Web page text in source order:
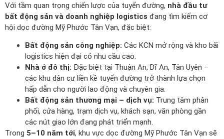
Với tầm quan trọng chiến lược của tuyến đường, nhà đầu tư
bất động sản và doanh nghiệp logistics đang tìm kiếm cơ
hội dọc đường Mỹ Phước Tân Vạn, đặc biệt:
Bất động sản công nghiệp: Các KCN mở rộng và kho bãi
logistics hiện đại có nhu cầu cao.
Nhà ở đô thị: Đặc biệt tại Thuận An, Dĩ An, Tân Uyên –
các khu dân cư liền kề tuyến đường trở thành lựa chọn
hấp dẫn cho người lao động và chuyên gia.
Bất động sản thương mại – dịch vụ: Trung tâm phân
phối, cửa hàng, trạm dịch vụ, khách sạn, văn phòng gần
các nút giao lớn đang phát triển mạnh.
Trong 5–10 năm tới, khu vực dọc đường Mỹ Phước Tân Vạn sẽ